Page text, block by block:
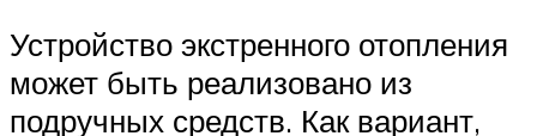
Устройство экстренного отопления
может быть реализовано из
подручных средств. Как вариант,